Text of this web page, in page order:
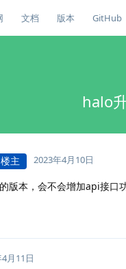
文档 版本 GitHub
halo
楼主 2023年4月10日
版本，会不会增加api接口
月11日